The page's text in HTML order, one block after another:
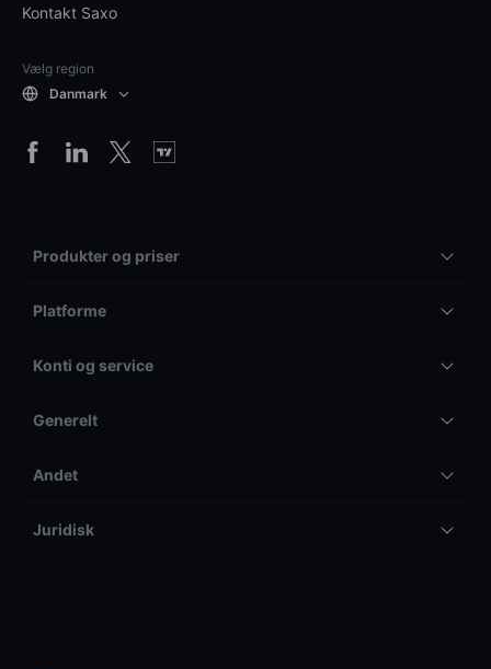
Kontakt Saxo
Vælg region
Danmark
Produkter og priser
Platforme
Konti og service
Generelt
Andet
Juridisk